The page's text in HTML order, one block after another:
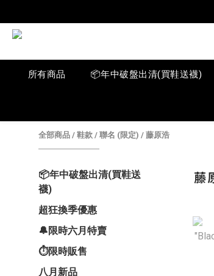
所有商品 📦年中破盤出清(買鞋送襪)
全部商品 / 鞋款 / 聯名 (限定) / 藤原浩
📦年中破盤出清(買鞋送
襪)
超狂換季優惠
🔔限時六月特賣
⏱️限時販售
八月新品
藤